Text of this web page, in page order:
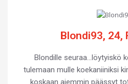
Blondi93, 24,
Blondille seuraa…löytyiskö
tulemaan mulle koekaniiniksi
koskaan aiemmin päässyt